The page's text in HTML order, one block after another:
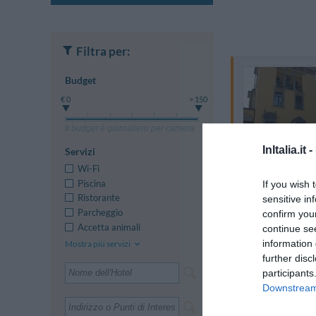
InItalia.it -
If you wish
sensitive
confirm
continue
information
further
Filtra per:
Budget
€ 0 > 150
Il budget è giornaliero per camera
Servizi
Wi-Fi
Piscina
Ristorante
Parcheggio
Accetta animali
Mostra più servizi